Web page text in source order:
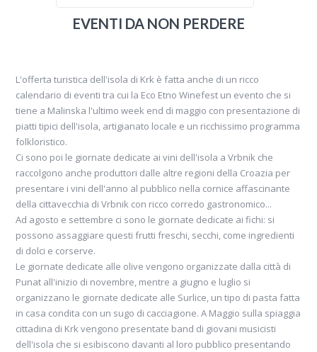
EVENTI DA NON PERDERE
L'offerta turistica dell'isola di Krk è fatta anche di un ricco
calendario di eventi tra cui la Eco Etno Winefest un evento che si
tiene a Malinska l'ultimo week end di maggio con presentazione di
piatti tipici dell'isola, artigianato locale e un ricchissimo programma
folkloristico.
Ci sono poi le giornate dedicate ai vini dell'isola a Vrbnik che
raccolgono anche produttori dalle altre regioni della Croazia per
presentare i vini dell'anno al pubblico nella cornice affascinante
della cittavecchia di Vrbnik con ricco corredo gastronomico...
Ad agosto e settembre ci sono le giornate dedicate ai fichi: si
possono assaggiare questi frutti freschi, secchi, come ingredienti
di dolci e corserve.
Le giornate dedicate alle olive vengono organizzate dalla città di
Punat all'inizio di novembre, mentre a giugno e luglio si
organizzano le giornate dedicate alle Surlice, un tipo di pasta fatta
in casa condita con un sugo di cacciagione. A Maggio sulla spiaggia
cittadina di Krk vengono presentate band di giovani musicisti
dell'isola che si esibiscono davanti al loro pubblico presentando